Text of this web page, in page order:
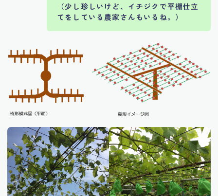
（少し珍しいけど、イチジクで平棚仕立
てをしている農家さんもいるね。）